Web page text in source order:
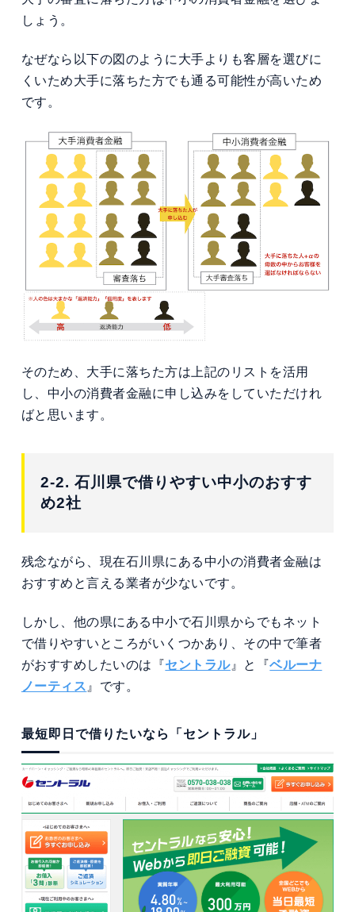
しょう。
なぜなら以下の図のように大手よりも客層を選びに
くいため大手に落ちた方でも通る可能性が高いため
です。
そのため、大手に落ちた方は上記のリストを活用
し、中小の消費者金融に申し込みをしていただけれ
ばと思います。
2-2. 石川県で借りやすい中小のおすす
め2社
残念ながら、現在石川県にある中小の消費者金融は
おすすめと言える業者が少ないです。
しかし、他の県にある中小で石川県からでもネット
で借りやすいところがいくつかあり、その中で筆者
がおすすめしたいのは『セントラル』と『ベルーナ
ノーティス 』です。
最短即日で借りたいなら「セントラル」